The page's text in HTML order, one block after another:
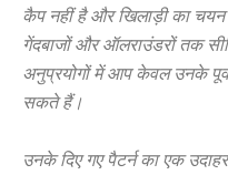
कैप नहीं है और खिलाड़ी का चयन
गेंदबाजों और ऑलराउंडरों तक
अनुप्रयोगों में आप केवल उनके
सकते हैं।
उनके दिए गए पैटर्न का एक